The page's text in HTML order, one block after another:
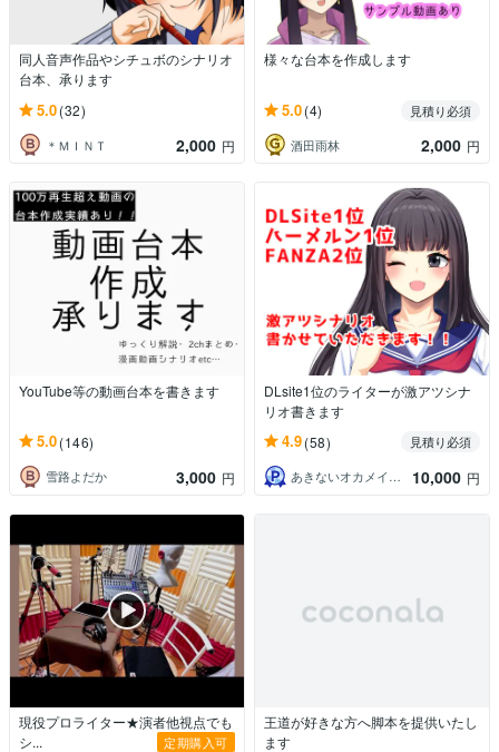
同人音声作品やシチュボのシナリオ
台本、承ります
5.0(32)
＊ＭＩＮＴ 2,000 円
様々な台本を作成します
5.0(4)
見積り必須
酒田雨林
2,000 円
YouTube等の動画台本を書きます
5.0(146)
雪路よだか 3,000 円
DLsite1位のライターが激アツシナ
リオ書きます
4.9(58)
見積り必須
あきないオカメインコ
10,000 円
現役プロライター★演者他視点でも
シ...
定期購入可
王道が好きな方へ脚本を提供いたし
ます